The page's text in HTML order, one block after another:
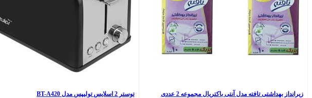
زیرانداز بهداشتی تافته مدل آنتی باکتریال مجموعه 2 عددی توستر 2 اسلایس تولیپس مدل BT-A420